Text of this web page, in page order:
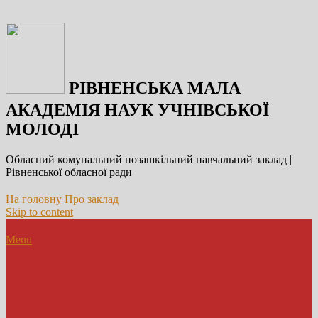
РІВНЕНСЬКА МАЛА
АКАДЕМІЯ НАУК УЧНІВСЬКОЇ
МОЛОДІ
Обласний комунальний позашкільний навчальний заклад |
Рівненської обласної ради
На головну Про заклад
Skip to content
Menu